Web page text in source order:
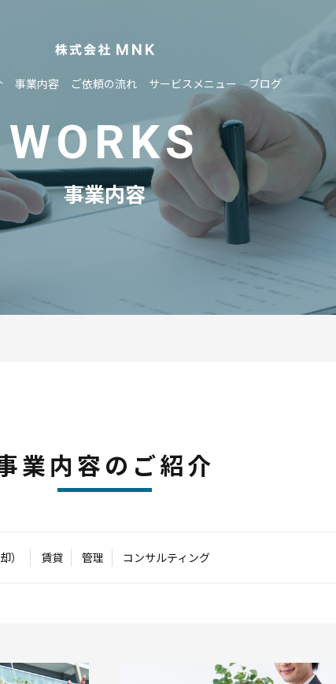
事業内容 ご依頼の流れ サービスメニュー ブログ
WORKS
事業内容
業内容のご紹介
） 賃貸 管理 コンサルティング